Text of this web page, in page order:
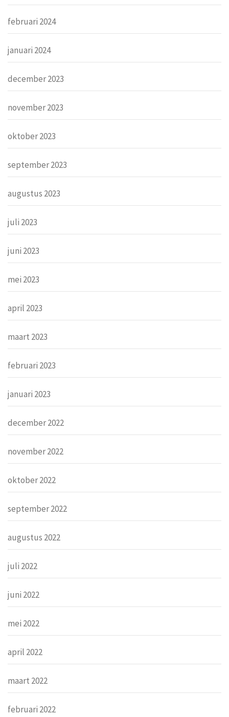
februari 2024
januari 2024
december 2023
november 2023
oktober 2023
september 2023
augustus 2023
juli 2023
juni 2023
mei 2023
april 2023
maart 2023
februari 2023
januari 2023
december 2022
november 2022
oktober 2022
september 2022
augustus 2022
juli 2022
juni 2022
mei 2022
april 2022
maart 2022
februari 2022